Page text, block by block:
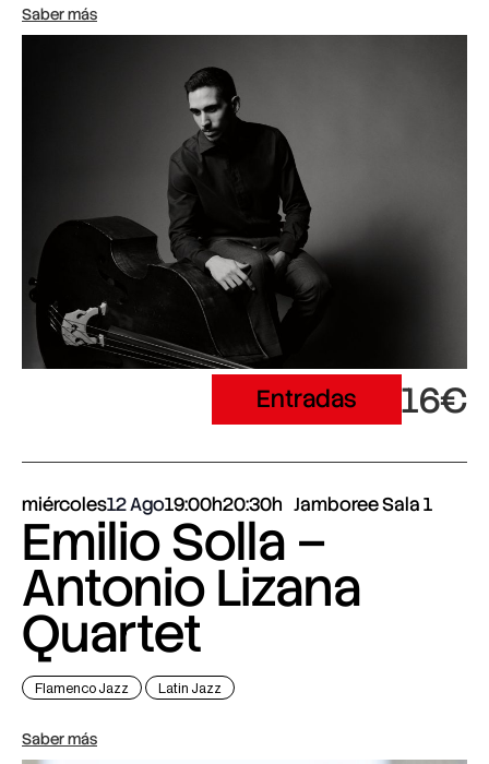
Saber más
Entradas 16€
miércoles12 Ago19:00h20:30h Jamboree Sala 1
Emilio Solla –
Antonio Lizana
Quartet
Flamenco Jazz Latin Jazz
Saber más